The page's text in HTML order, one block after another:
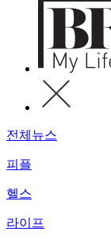
전체뉴스
피플
헬스
라이프